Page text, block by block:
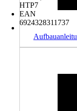
HTP7
EAN
6924328311737